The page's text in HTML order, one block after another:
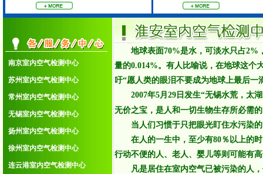
南京室内空气检测中心
苏州室内空气检测中心
常州室内空气检测中心
无锡室内空气检测中心
扬州室内空气检测中心
徐州室内空气检测中心
连云港室内空气检测中心
1.南京室内空气检测中心
2.苏州室内空气检测中心
3.常州室内空气检测中心
5.扬州室内空气检测中心
6.徐州室内空气检测中心
7.连云港室内空气检测中心
8.盐城室内空气检测中心
9.淮安室内空气检测中心
地球表面70%是水，可淡水只占2%
量的0.014%。有人比喻说，在地球这个
吁“愿人类的眼泪不要成为地球上最后一
2007年5月29日发生“无锡水荒，太湖
无价之宝，是人和一切生物生存所必需
当人们习惯于只把眼光盯住水污染的
在人的一生中，至少有80％以上的时
行动不便的人、老人、婴儿等则可能有
凡是居住在室内空气已被污染的人，